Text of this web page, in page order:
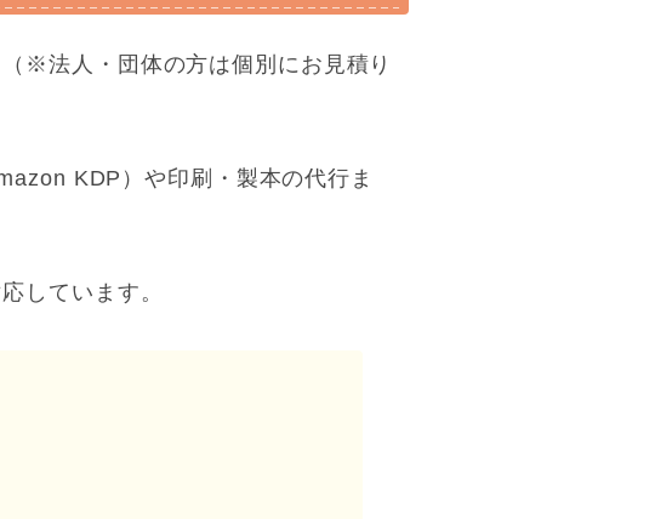
※法人・団体の方は個別にお見積り
KDP）や印刷・製本の代行ま
しています。